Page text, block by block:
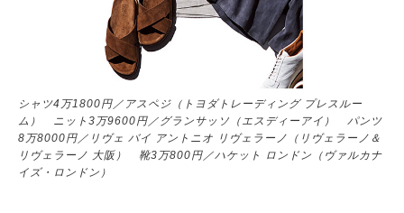
シャツ4万1800円／アスペジ（トヨダトレーディング プレスルー
ム） ニット3万9600円／グランサッソ（エスディーアイ） パンツ
8万8000円／リヴェ バイ アントニオ リヴェラーノ（リヴェラーノ＆
リヴェラーノ 大阪） 靴3万800円／ハケット ロンドン（ヴァルカナ
イズ・ロンドン）